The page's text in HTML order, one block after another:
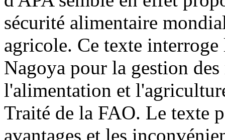
sécurité alimentaire
agricole. Ce texte
Nagoya pour la gestion
l'alimentation et
Traité de la FAO. Le texte
avantages et les